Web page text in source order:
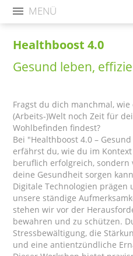
MENÜ
Healthboost 4.0
Gesund leben,
Fragst du dich manchmal,
(Arbeits-)Welt noch Zeit für
Wohlbefinden findest?
Bei "Healthboost 4.0 –
erfährst du, wie du im
beruflich erfolgreich,
deine Gesundheit sorgen
Digitale Technologien
unsere ständige
stehen wir vor der
bewahren und zu schützen.
Stressbewältigung, die
und eine antientzündliche